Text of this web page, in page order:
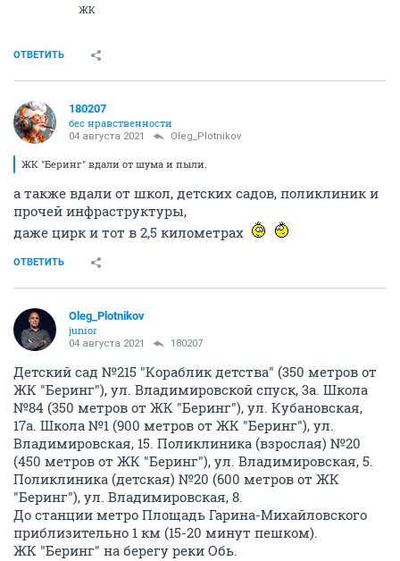
ЖК
ОТВЕТИТЬ
180207
бес нравственности
04 августа 2021 Oleg_Plotnikov
ЖК "Беринг" вдали от шума и пыли.
а также вдали от школ, детских садов, поликлиник и
прочей инфраструктуры,
даже цирк и тот в 2,5 километрах
ОТВЕТИТЬ
Oleg_Plotnikov
junior
04 августа 2021 180207
Детский сад №215 "Кораблик детства" (350 метров от
ЖК "Беринг"), ул. Владимировской спуск, 3а. Школа
№84 (350 метров от ЖК "Беринг"), ул. Кубановская,
17а. Школа №1 (900 метров от ЖК "Беринг"), ул.
Владимировская, 15. Поликлиника (взрослая) №20
(450 метров от ЖК "Беринг"), ул. Владимировская, 5.
Поликлиника (детская) №20 (600 метров от ЖК
"Беринг"), ул. Владимировская, 8.
До станции метро Площадь Гарина-Михайловского
приблизительно 1 км (15-20 минут пешком).
ЖК "Беринг" на берегу реки Обь.